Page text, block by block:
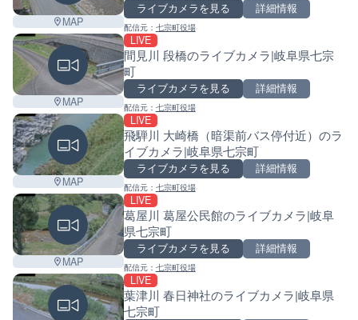
MAP
ライブカメラを見る 詳細情報
配信元： 七宗町役場
MAP
LIVE
間見川 段橋のライブカメラ|岐阜県七宗
町
ライブカメラを見る 詳細情報
配信元： 七宗町役場
MAP
LIVE
飛騨川 大崎橋（暗渠前バス停付近）のラ
イブカメラ|岐阜県七宗町
ライブカメラを見る 詳細情報
配信元： 七宗町役場
MAP
LIVE
葛屋川 葛屋公民館のライブカメラ|岐阜
県七宗町
ライブカメラを見る 詳細情報
配信元： 七宗町役場
LIVE
葉津川 春日神社のライブカメラ|岐阜県
七宗町